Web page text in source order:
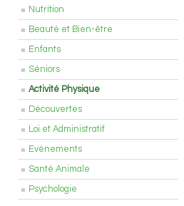
Nutrition
Beauté et Bien-être
Enfants
Séniors
Activité Physique
Découvertes
Loi et Administratif
Evénements
Santé Animale
Psychologie